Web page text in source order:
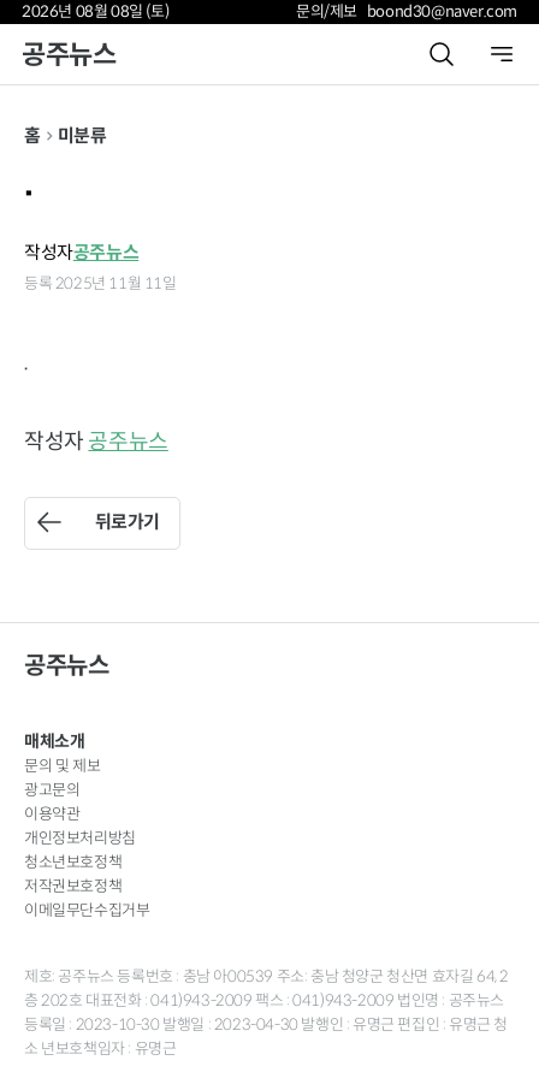
2026년 08월 08일 (토) 문의/제보 boond30@naver.com
공주뉴스
홈 미분류
.
작성자공주뉴스
등록 2025년 11월 11일
.
작성자 공주뉴스
뒤로가기
공주뉴스
매체소개
문의 및 제보
광고문의
이용약관
개인정보처리방침
청소년보호정책
저작권보호정책
이메일무단수집거부
제호: 공주뉴스 등록번호 : 충남 아00539 주소: 충남 청양군 청산면 효자길 64, 2
층 202호 대표전화 : 041)943-2009 팩스 : 041)943-2009 법인명 : 공주뉴스
등록일 : 2023-10-30 발행일 : 2023-04-30 발행인 : 유명근 편집인 : 유명근 청
소 년보호책임자 : 유명근